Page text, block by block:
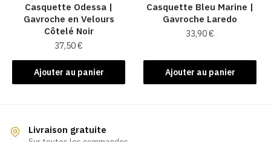
Casquette Odessa |
Gavroche en Velours
Côtelé Noir
37,50€
Ajouter au panier
Casquette Bleu Marine |
Gavroche Laredo
33,90€
Ajouter au panier
Livraison gratuite